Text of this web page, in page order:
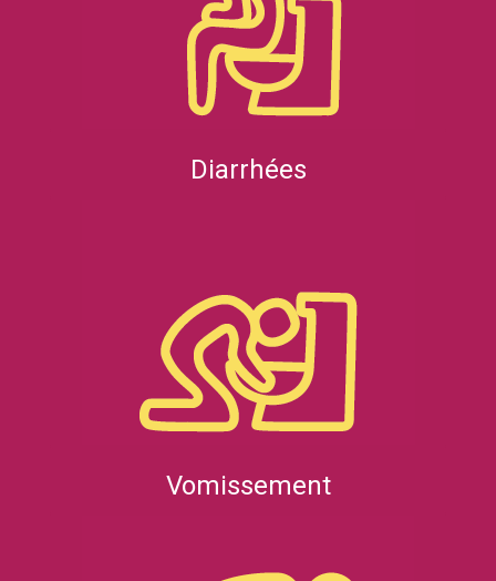
Diarrhées
Vomissement